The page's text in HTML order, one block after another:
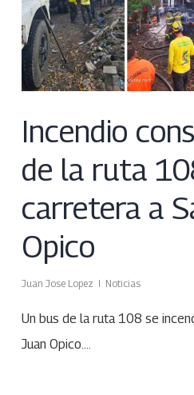
Incendio
de la ruta
carretera a
Opico
Juan Jose Lopez Noticias
Un bus de la ruta 108 se
Juan Opico.…